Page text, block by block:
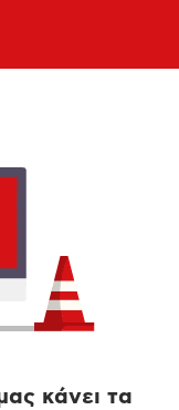
κάνει τα